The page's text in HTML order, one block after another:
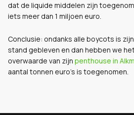
dat de liquide middelen zijn
iets meer dan 1 miljoen euro.
Conclusie: ondanks alle boycots is
stand gebleven en dan hebben we
overwaarde van zijn penthouse in
aantal tonnen euro's is toegenomen.